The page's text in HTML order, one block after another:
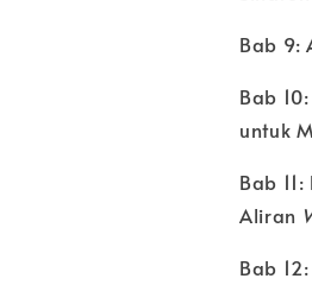
Bab 9:
Bab
untuk
Bab
Aliran
Bab